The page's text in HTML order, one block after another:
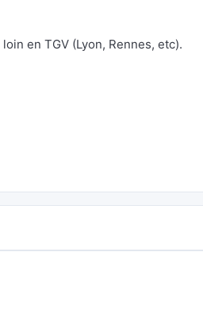
en TGV (Lyon, Rennes, etc).